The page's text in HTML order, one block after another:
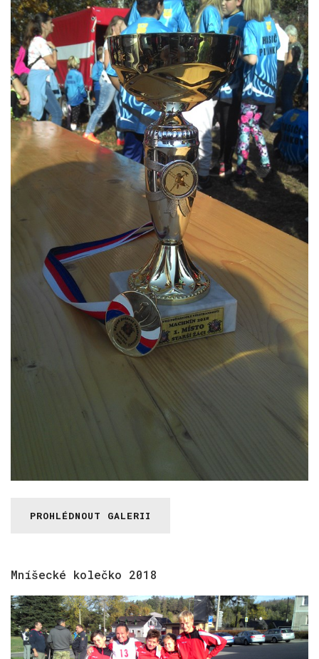
PROHLÉDNOUT GALERII
Mníšecké kolečko 2018